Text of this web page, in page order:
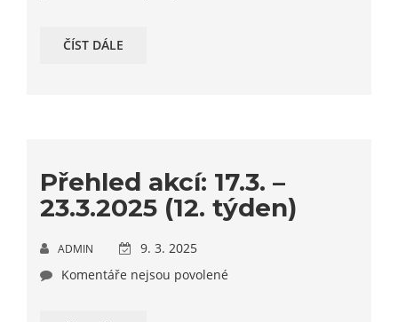
ČÍST DÁLE
Přehled akcí: 17.3. –
23.3.2025 (12. týden)
ADMIN
9. 3. 2025
Komentáře nejsou povolené